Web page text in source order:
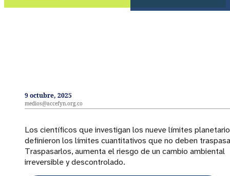
9 octubre, 2025
medios@accefyn.org.co
Los científicos que investigan los nueve límites
definieron los límites cuantitativos que no deben
Traspasarlos, aumenta el riesgo de un cambio ambiental
irreversible y descontrolado.